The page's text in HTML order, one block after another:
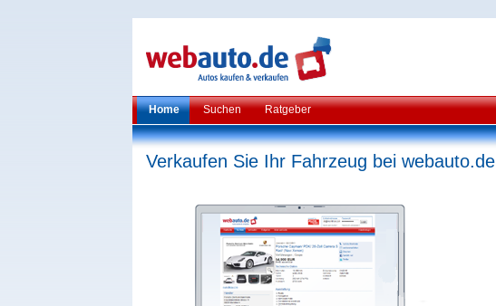
Home Suchen Ratgeber
Verkaufen Sie Ihr Fahrzeug bei webauto.de